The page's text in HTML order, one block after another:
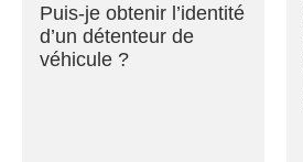
Puis-je obtenir l’identité
d’un détenteur de
véhicule ?